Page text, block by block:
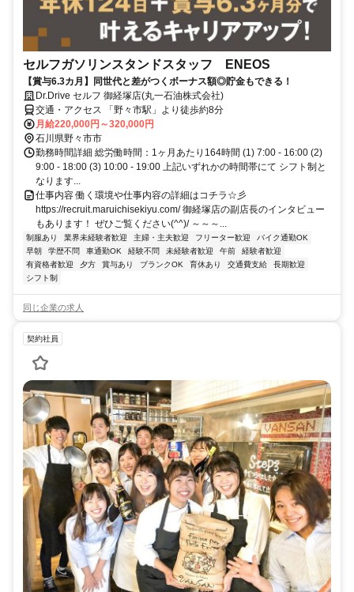
セルフガソリンスタンドスタッフ ENEOS
【賞与6.3カ月】同世代と差がつくボーナス額◎貯金もできる！
Dr.Drive セルフ 御経塚店(丸一石油株式会社)
交通・アクセス 「野々市駅」より徒歩約8分
月給220,000円～320,000円
石川県野々市市
勤務時間詳細 総労働時間：1ヶ月あたり164時間 (1) 7:00 - 16:00 (2)
9:00 - 18:00 (3) 10:00 - 19:00 上記いずれかの時間帯にて シフト制と
なります...
仕事内容 働く環境や仕事内容の詳細はコチラ☆彡
https://recruit.maruichisekiyu.com/ 御経塚店の副店長のインタビュー
もあります！ ぜひご覧ください(^^)/ ～～～...
制服あり 業界未経験者歓迎 主婦・主夫歓迎 フリーター歓迎
バイク通勤OK
早朝
学歴不問 車通勤OK 経験不問 未経験者歓迎 午前
経験者歓迎
有資格者歓迎
夕方 賞与あり ブランクOK 育休あり 交通費支給
長期歓迎
シフト制
同じ企業の求人
契約社員